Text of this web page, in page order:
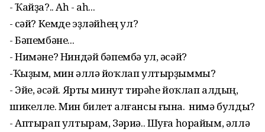
- Ҡайҙа?.. Аһ - аһ...
- Әсәй? Кемде эҙләйһең ул?
- Бәпембәне...
- Нимәне? Ниндәй бәпембә ул, әсәй?
-Ҡыҙым, мин әллә йоҡлап ултырҙыммы?
- Эйе, әсәй. Ярты минут тирәһе йоҡлап алдың,
шикелле. Мин билет алғансы ғына. Ә нимә булды?
- Аптырап ултырам, Зәриә.. Шуға һорайым, әллә